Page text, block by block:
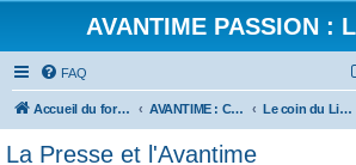
AVANTIME PASSION :
FAQ
Accueil du forum AVANTIME : Convivialité et Partage Le coin du Libraire
La Presse et l'Avantime